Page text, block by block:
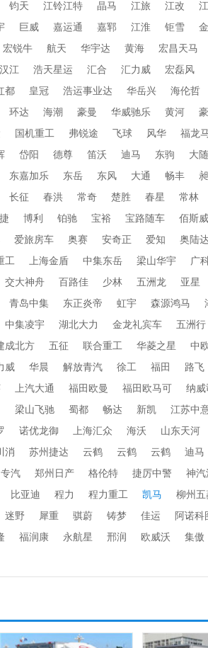
钧天 江铃江特 晶马 江旅 江改
巨威 嘉运通 嘉郓 江淮 钜雪
宏锐牛 航天 华宇达 黄海 宏昌天马
汉江 浩天星运 汇合 汇力威 宏磊风
都 皇冠 浩运事业达 华岳兴 海伦哲
环达 海潮 豪曼 华威驰乐 黄河
国机重工 弗锐途 飞球 风华 福龙
岱阳 德尊 笛沃 迪马 东驹 大
东嘉加乐 东岳 东风 大通 畅丰
长征 春洪 常奇 楚胜 春星 常林
博利 铂驰 宝裕 宝路随车 佰斯威
爱旅房车 奥赛 安奇正 爱知 奥陆达
工 上海金盾 中集东岳 梁山华宇 广
交大神舟 百路佳 少林 五洲龙 亚星
青岛中集 东正炎帝 虹宇 森源鸿马
中集凌宇 湖北大力 金龙礼宾车 五洲行
成北方 五征 联合重工 华菱之星 中
威 华晨 解放青汽 徐工 福田 路飞
上汽大通 福田欧曼 福田欧马可 纳威
梁山飞驰 蜀都 畅达 新凯 江苏中
诺优龙御 上海汇众 海沃 山东天河
消 苏州捷达 云鹤 云鹤 云鹤 迪马
汽 郑州日产 格伦特 捷厉中警 神汽
比亚迪 程力 程力重工 凯马 柳州五
迷野 犀重 骐蔚 铸梦 佳运 阿诺科
福润康 永航星 邢润 欧威沃 集傲